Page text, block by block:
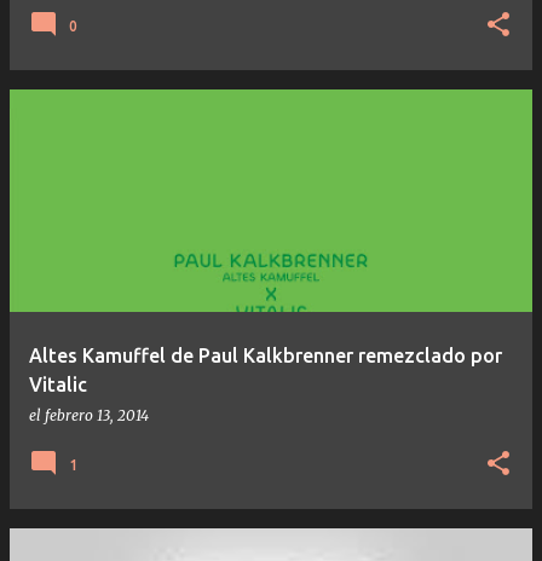
0
Altes Kamuffel de Paul Kalkbrenner remezclado por
Vitalic
el febrero 13, 2014
1